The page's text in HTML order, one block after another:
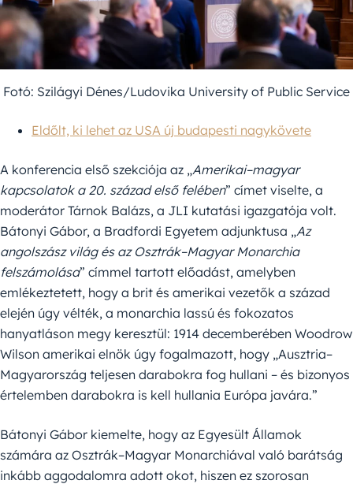
Fotó: Szilágyi Dénes/Ludovika University of Public Service
Eldőlt, ki lehet az USA új budapesti nagykövete
A konferencia első szekciója az „Amerikai–magyar
kapcsolatok a 20. század első felében” címet viselte, a
moderátor Tárnok Balázs, a JLI kutatási igazgatója volt.
Bátonyi Gábor, a Bradfordi Egyetem adjunktusa „Az
angolszász világ és az Osztrák–Magyar Monarchia
felszámolása” címmel tartott előadást, amelyben
emlékeztetett, hogy a brit és amerikai vezetők a század
elején úgy vélték, a monarchia lassú és fokozatos
hanyatláson megy keresztül: 1914 decemberében Woodrow
Wilson amerikai elnök úgy fogalmazott, hogy „Ausztria–
Magyarország teljesen darabokra fog hullani – és bizonyos
értelemben darabokra is kell hullania Európa javára.”
Bátonyi Gábor kiemelte, hogy az Egyesült Államok
számára az Osztrák–Magyar Monarchiával való barátság
inkább aggodalomra adott okot, hiszen ez szorosan